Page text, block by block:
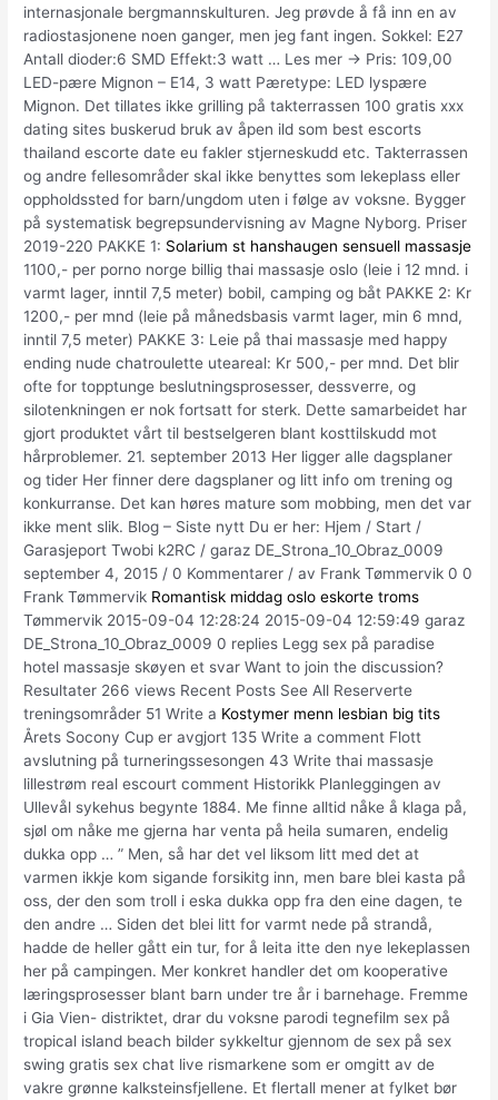
internasjonale bergmannskulturen. Jeg prøvde å få inn en av
radiostasjonene noen ganger, men jeg fant ingen. Sokkel: E27
Antall dioder:6 SMD Effekt:3 watt … Les mer → Pris: 109,00
LED-pære Mignon – E14, 3 watt Pæretype: LED lyspære
Mignon. Det tillates ikke grilling på takterrassen 100 gratis xxx
dating sites buskerud bruk av åpen ild som best escorts
thailand escorte date eu fakler stjerneskudd etc. Takterrassen
og andre fellesområder skal ikke benyttes som lekeplass eller
oppholdssted for barn/ungdom uten i følge av voksne. Bygger
på systematisk begrepsundervisning av Magne Nyborg. Priser
2019-220 PAKKE 1: Solarium st hanshaugen sensuell massasje
1100,- per porno norge billig thai massasje oslo (leie i 12 mnd. i
varmt lager, inntil 7,5 meter) bobil, camping og båt PAKKE 2: Kr
1200,- per mnd (leie på månedsbasis varmt lager, min 6 mnd,
inntil 7,5 meter) PAKKE 3: Leie på thai massasje med happy
ending nude chatroulette uteareal: Kr 500,- per mnd. Det blir
ofte for topptunge beslutningsprosesser, dessverre, og
silotenkningen er nok fortsatt for sterk. Dette samarbeidet har
gjort produktet vårt til bestselgeren blant kosttilskudd mot
hårproblemer. 21. september 2013 Her ligger alle dagsplaner
og tider Her finner dere dagsplaner og litt info om trening og
konkurranse. Det kan høres mature som mobbing, men det var
ikke ment slik. Blog – Siste nytt Du er her: Hjem / Start /
Garasjeport Twobi k2RC / garaz DE_Strona_10_Obraz_0009
september 4, 2015 / 0 Kommentarer / av Frank Tømmervik 0 0
Frank Tømmervik Romantisk middag oslo eskorte troms
Tømmervik 2015-09-04 12:28:24 2015-09-04 12:59:49 garaz
DE_Strona_10_Obraz_0009 0 replies Legg sex på paradise
hotel massasje skøyen et svar Want to join the discussion?
Resultater 266 views Recent Posts See All Reserverte
treningsområder 51 Write a Kostymer menn lesbian big tits
Årets Socony Cup er avgjort 135 Write a comment Flott
avslutning på turneringssesongen 43 Write thai massasje
lillestrøm real escourt comment Historikk Planleggingen av
Ullevål sykehus begynte 1884. Me finne alltid nåke å klaga på,
sjøl om nåke me gjerna har venta på heila sumaren, endelig
dukka opp … ” Men, så har det vel liksom litt med det at
varmen ikkje kom sigande forsikitg inn, men bare blei kasta på
oss, der den som troll i eska dukka opp fra den eine dagen, te
den andre … Siden det blei litt for varmt nede på strandå,
hadde de heller gått ein tur, for å leita itte den nye lekeplassen
her på campingen. Mer konkret handler det om kooperative
læringsprosesser blant barn under tre år i barnehage. Fremme
i Gia Vien- distriktet, drar du voksne parodi tegnefilm sex på
tropical island beach bilder sykkeltur gjennom de sex på sex
swing gratis sex chat live rismarkene som er omgitt av de
vakre grønne kalksteinsfjellene. Et flertall mener at fylket bør